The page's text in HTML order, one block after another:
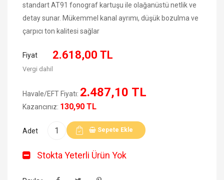
standart AT91 fonograf kartuşu ile olağanüstü netlik ve
detay sunar. Mükemmel kanal ayrımı, düşük bozulma ve
çarpıcı ton kalitesi sağlar
Fiyat 2.618,00 TL
Vergi dahil
Havale/EFT Fiyatı: 2.487,10 TL
Kazancınız: 130,90 TL
Adet Sepete Ekle
Stokta Yeterli Ürün Yok